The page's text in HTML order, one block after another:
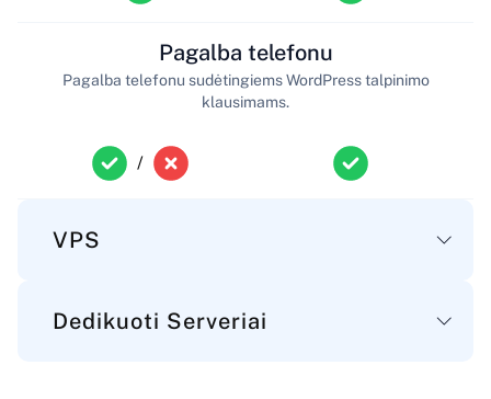
/
Pagalba telefonu
Pagalba telefonu sudėtingiems WordPress talpinimo
klausimams.
VPS
Dedikuoti Serveriai